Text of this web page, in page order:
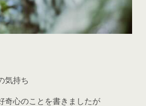
持ち
奇心のことを書きましたが